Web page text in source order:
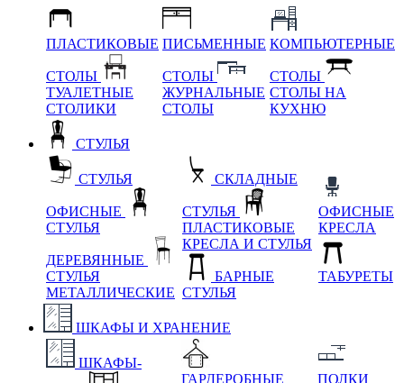
ПЛАСТИКОВЫЕ
СТОЛЫ
ТУАЛЕТНЫЕ
СТОЛИКИ
ПИСЬМЕННЫЕ
СТОЛЫ
ЖУРНАЛЬНЫЕ
СТОЛЫ
КОМПЬЮТЕРНЫЕ
СТОЛЫ
СТОЛЫ НА
КУХНЮ
СТУЛЬЯ
СТУЛЬЯ
ОФИСНЫЕ
СТУЛЬЯ
ДЕРЕВЯННЫЕ
СТУЛЬЯ
МЕТАЛЛИЧЕСКИЕ
СКЛАДНЫЕ
СТУЛЬЯ
ПЛАСТИКОВЫЕ
КРЕСЛА И СТУЛЬЯ
БАРНЫЕ
СТУЛЬЯ
ОФИСНЫЕ
КРЕСЛА
ТАБУРЕТЫ
ШКАФЫ И ХРАНЕНИЕ
ШКАФЫ-
ГАРДЕРОБНЫЕ
ПОЛКИ